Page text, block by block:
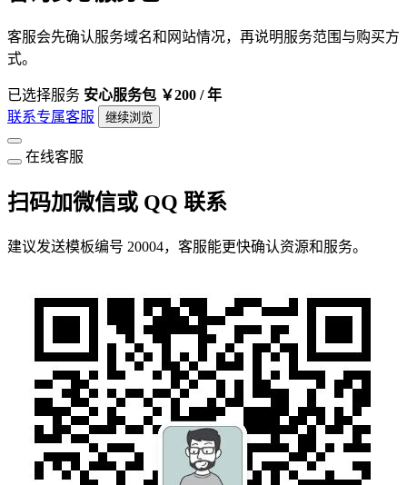
客服会先确认服务域名和网站情况，再说明服务范围与购买方
式。
已选择服务 安心服务包 ￥200 / 年
联系专属客服
继续浏览
在线客服
扫码加微信或 QQ 联系
建议发送模板编号 20004，客服能更快确认资源和服务。